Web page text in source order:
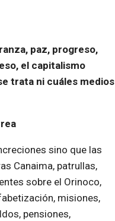
paz, progreso,
el capitalismo
trata ni cuáles medios
sino que las
Canaima, patrullas,
sobre el Orinoco,
misiones,
pensiones,